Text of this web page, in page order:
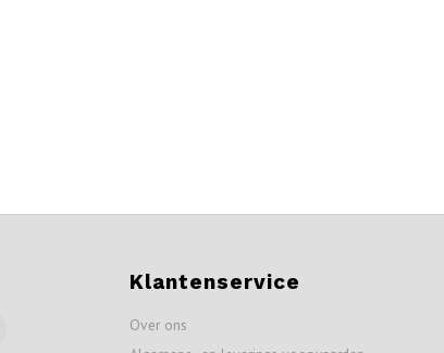
Klantenservice
Over ons